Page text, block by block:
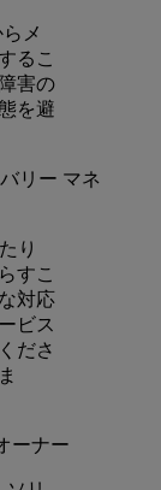
メ
るこ
害の
を避
リー マネ
り
すこ
対応
ビス
ださ
ーナー